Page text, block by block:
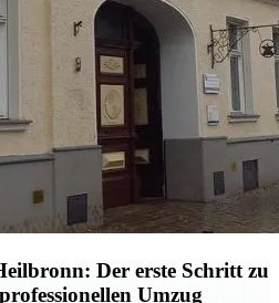
Der erste Schritt zu
Umzug